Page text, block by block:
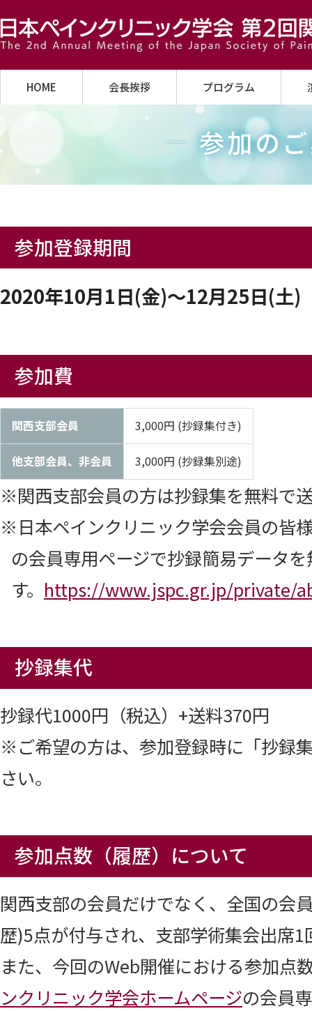
HOME 会長挨拶 プログラム
参加の
参加登録期間
2020年10月1日(金)～12月25日(土)
参加費
関西支部会員 3,000円 (抄録集付き)
他支部会員、非会員 3,000円 (抄録集別途)
※関西支部会員の方は抄録集を無料で
※日本ペインクリニック学会会員の皆
の会員専用ページで抄録簡易データ
す。 https://www.jspc.gr.jp/private/
抄録集代
抄録代1000円（税込）+送料370円
※ご希望の方は、参加登録時に「抄録
さい。
参加点数（履歴）について
関西支部の会員だけでなく、全国の会
歴)5点が付与され、支部学術集会出席
また、今回のWeb開催における参加点
ンクリニック学会ホームページの会員